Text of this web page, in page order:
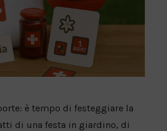
è tempo di festeggiare la
di una festa in giardino, di